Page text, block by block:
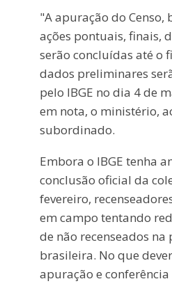
"A apuração do Censo,
ações pontuais, finais,
serão concluídas até o
dados preliminares
pelo IBGE no dia 4 de
em nota, o ministério,
subordinado.
Embora o IBGE tenha
conclusão oficial da
fevereiro,
em campo tentando
de não recenseados na
brasileira. No que
apuração e